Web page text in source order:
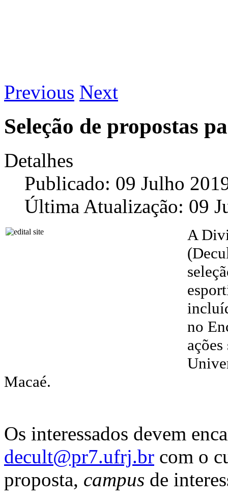
Previous Next
Seleção de propostas
Detalhes
Publicado: 09 Julho
Última Atualização: 09
A
no
Macaé.
Os interessados devem
decult@pr7.ufrj.br com o
proposta, campus de